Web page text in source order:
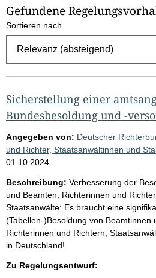
l
E
g
e
b
n
i
s
s
e
p
r
o
S
e
Gefundene
Sortieren nach
Sicherstellung einer
Bundesbesoldung und -
Angegeben von: Deutscher
und Richter, Staatsanwältinnen und
01.10.2024
Beschreibung: Verbesserung der
und Beamten, Richterinnen und
Staatsanwälte: Es braucht eine
(Tabellen-)Besoldung von Beamtinnen
Richterinnen und Richtern,
in Deutschland!
Zu Regelungsentwurf: